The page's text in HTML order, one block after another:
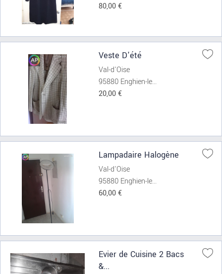
80,00 €
Veste D'été
Val-d'Oise
95880 Enghien-le...
20,00 €
Lampadaire Halogène
Val-d'Oise
95880 Enghien-le...
60,00 €
Evier de Cuisine 2 Bacs
&...